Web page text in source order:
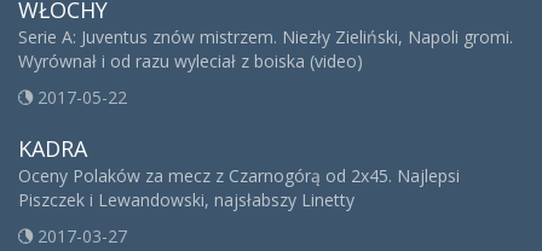
WŁOCHY
Serie A: Juventus znów mistrzem. Niezły Zieliński, Napoli gromi.
Wyrównał i od razu wyleciał z boiska (video)
2017-05-22
KADRA
Oceny Polaków za mecz z Czarnogórą od 2x45. Najlepsi
Piszczek i Lewandowski, najsłabszy Linetty
2017-03-27